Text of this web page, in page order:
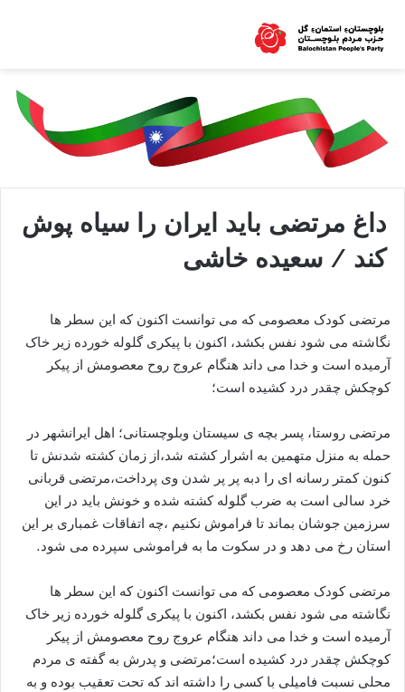
داغ مرتضی باید ایران را سیاه پوش
کند / سعیده خاشی
مرتضی کودک معصومی که می توانست اکنون که این سطر ها
نگاشته می شود نفس بکشد، اکنون با پیکری گلوله خورده زیر خاک
آرمیده است و خدا می داند هنگام عروج روح معصومش از پیکر
کوچکش چقدر درد کشیده است؛
مرتضی روستا، پسر بچه ی سیستان وبلوچستانی؛ اهل ایرانشهر در
حمله به منزل متهمین به اشرار کشته شد،از زمان کشته شدنش تا
کنون کمتر رسانه ای را دبه پر پر شدن وی پرداخت،مرتضی قربانی
خرد سالی است به ضرب گلوله کشته شده و خونش باید در این
سرزمین جوشان بماند تا فراموش نکنیم ،چه اتفاقات غمباری بر این
استان رخ می دهد و در سکوت ما به فراموشی سپرده می شود.
مرتضی کودک معصومی که می توانست اکنون که این سطر ها
نگاشته می شود نفس بکشد، اکنون با پیکری گلوله خورده زیر خاک
آرمیده است و خدا می داند هنگام عروج روح معصومش از پیکر
کوچکش چقدر درد کشیده است؛مرتضی و پدرش به گفته ی مردم
محلی نسبت فامیلی با کسی را داشته اند که تحت تعقیب بوده و به